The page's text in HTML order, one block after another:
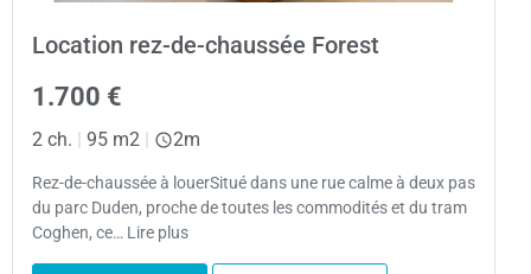
Location rez-de-chaussée Forest
1.700 €
2 ch. | 95 m2 | 2m
Rez-de-chaussée à louerSitué dans une rue calme à deux pas
du parc Duden, proche de toutes les commodités et du tram
Coghen, ce… Lire plus